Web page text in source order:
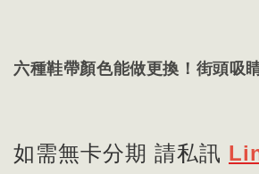
六種鞋帶顏色能做更換！街頭吸
如需無卡分期 請私訊